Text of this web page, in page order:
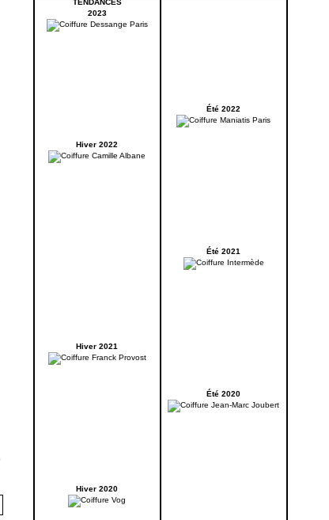
TENDANCES
2023
Hiver 2022
Hiver 2021
Hiver 2020
Été 2022
Été 2021
Été 2020